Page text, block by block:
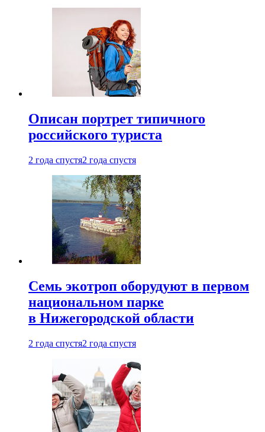
Описан портрет типичного
российского туриста
2 года спустя2 года спустя
Семь экотроп оборудуют в первом
национальном парке
в Нижегородской области
2 года спустя2 года спустя